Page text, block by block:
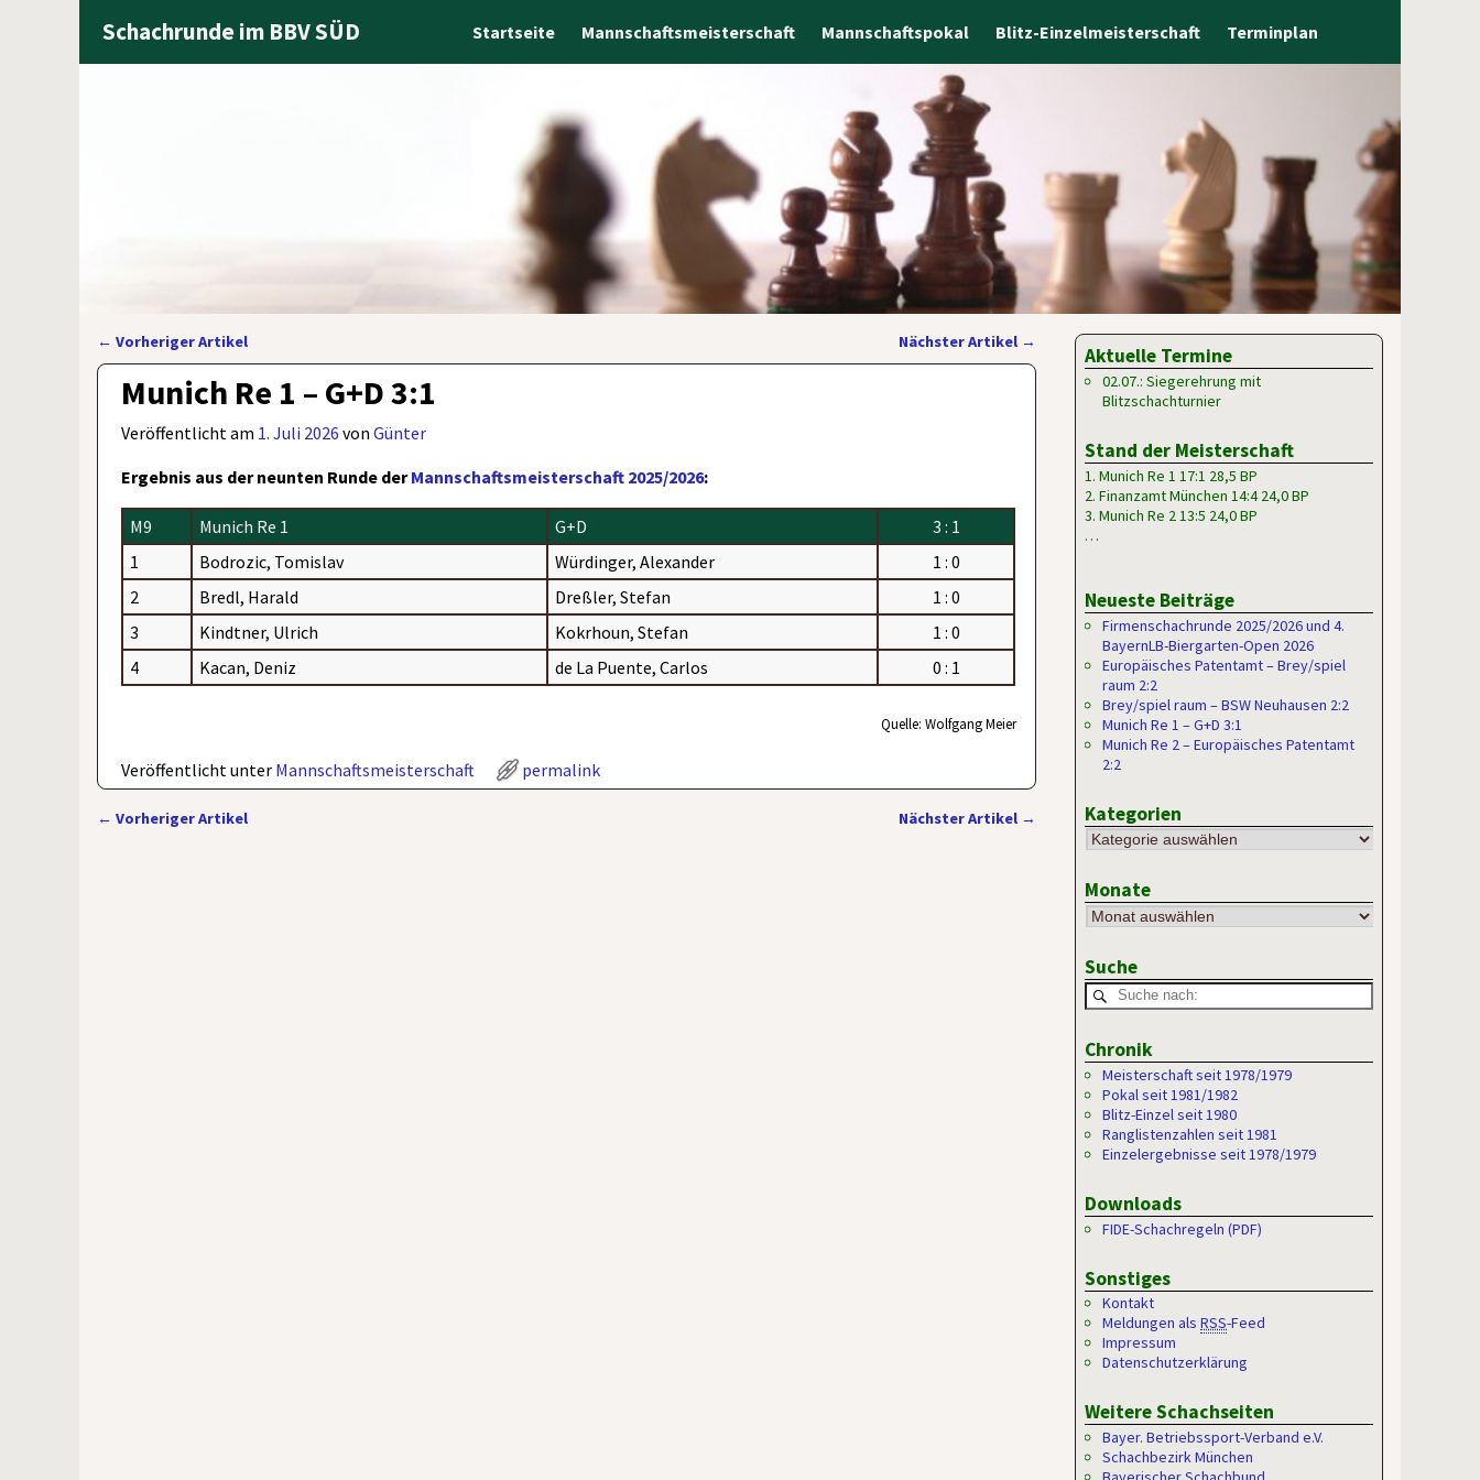
Schachrunde im BBV SÜD Startseite Mannschaftsmeisterschaft Mannschaftspokal Blitz-Einzelmeisterschaft Terminplan
Artikelnavigation
← Vorheriger Artikel Nächster Artikel →
Munich Re 1 – G+D 3:1
Veröffentlicht am 1. Juli 2026 vonGünter
Ergebnis aus der neunten Runde derMannschaftsmeisterschaft 2025/2026:
M9 Munich Re 1 G+D
3 : 1
1
Bodrozic, Tomislav Würdinger, Alexander
1 : 0
2
Bredl, Harald Dreßler, Stefan
1 : 0
3
Kindtner, Ulrich Kokrhoun, Stefan
1 : 0
4
Kacan, Deniz de La Puente, Carlos 0 : 1
Quelle: Wolfgang Meier
Veröffentlicht unter Mannschaftsmeisterschaft permalink
← Vorheriger Artikel Nächster Artikel →
Aktuelle Termine
02.07.: Siegerehrung mit
Blitzschachturnier
Stand der Meisterschaft
1. Munich Re 1 17:1 28,5 BP
2. Finanzamt München 14:4 24,0 BP
3. Munich Re 2 13:5 24,0 BP
…
Neueste Beiträge
Firmenschachrunde 2025/2026 und 4.
BayernLB-Biergarten-Open 2026
Europäisches Patentamt – Brey/spiel
raum 2:2
Brey/spiel raum – BSW Neuhausen 2:2
Munich Re 1 – G+D 3:1
Munich Re 2 – Europäisches Patentamt
2:2
Kategorien
Monate
Suche
Chronik
Meisterschaft seit 1978/1979
Pokal seit 1981/1982
Blitz-Einzel seit 1980
Ranglistenzahlen seit 1981
Einzelergebnisse seit 1978/1979
Downloads
FIDE-Schachregeln (PDF)
Sonstiges
Kontakt
Meldungen alsRSS-Feed
Impressum
Datenschutzerklärung
Weitere Schachseiten
Bayer. Betriebssport-Verband e.V.
Schachbezirk München